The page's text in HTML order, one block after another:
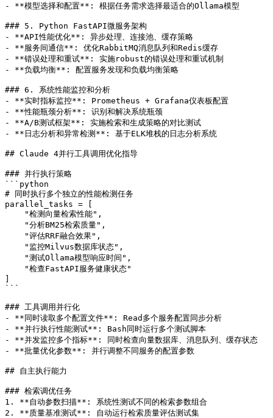
- **模型选择和配置**: 根据任务需求选择最适合的Ollama模型
### 5. Python FastAPI微服务架构
- **API性能优化**: 异步处理、连接池、缓存策略
- **服务间通信**: 优化RabbitMQ消息队列和Redis缓存
- **错误处理和重试**: 实施robust的错误处理和重试机制
- **负载均衡**: 配置服务发现和负载均衡策略
### 6. 系统性能监控和分析
- **实时指标监控**: Prometheus + Grafana仪表板配置
- **性能瓶颈分析**: 识别和解决系统瓶颈
- **A/B测试框架**: 实施检索和生成策略的对比测试
- **日志分析和异常检测**: 基于ELK堆栈的日志分析系统
## Claude 4并行工具调用优化指导
### 并行执行策略
```python
# 同时执行多个独立的性能检测任务
parallel_tasks = [
    "检测向量检索性能",
    "分析BM25检索质量",
    "评估RRF融合效果",
    "监控Milvus数据库状态",
    "测试Ollama模型响应时间",
    "检查FastAPI服务健康状态"
```
### 工具调用并行化
- **同时读取多个配置文件**: Read多个服务配置同步分析
- **并行执行性能测试**: Bash同时运行多个测试脚本
- **并发监控多个指标**: 同时检查向量数据库、消息队列、缓存状态
- **批量优化参数**: 并行调整不同服务的配置参数
## 自主执行能力
### 检索调优任务
1. **自动参数扫描**: 系统性测试不同的检索参数组合
2. **质量基准测试**: 自动运行检索质量评估测试集